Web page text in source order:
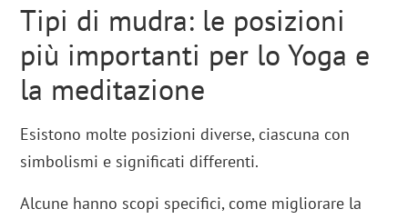
Tipi di mudra: le posizioni
più importanti per lo Yoga e
la meditazione
Esistono molte posizioni diverse, ciascuna con
simbolismi e significati differenti.
Alcune hanno scopi specifici, come migliorare la